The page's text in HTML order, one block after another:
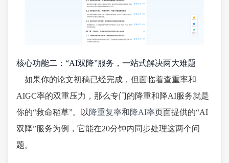
核心功能二：“AI双降”服务，一站式解决两大难题
如果你的论文初稿已经完成，但面临着查重率和
AIGC率的双重压力，那么专门的降重和降AI服务就是
你的“救命稻草”。以 降重复率和降AI率页面提供的“AI
双降”服务为例，它能在20分钟内同步处理这两个问
题。